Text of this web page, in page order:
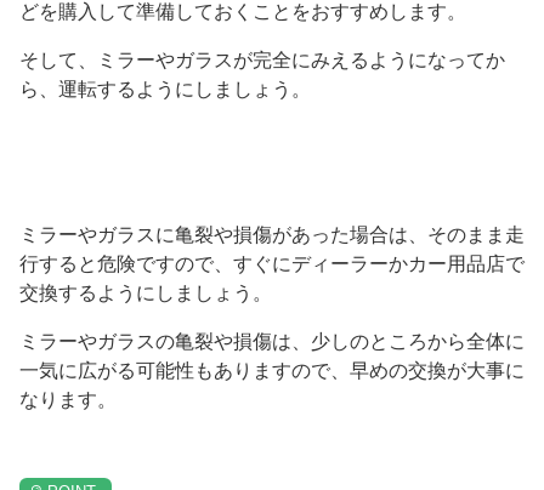
どを購入して準備しておくことをおすすめします。
そして、ミラーやガラスが完全にみえるようになってか
ら、運転するようにしましょう。
ミラーやガラスに亀裂や損傷があった場合は、そのまま走
行すると危険ですので、すぐにディーラーかカー用品店で
交換するようにしましょう。
ミラーやガラスの亀裂や損傷は、少しのところから全体に
一気に広がる可能性もありますので、早めの交換が大事に
なります。